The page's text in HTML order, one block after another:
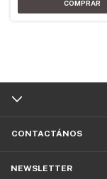
CONTACTÁNOS
NEWSLETTER